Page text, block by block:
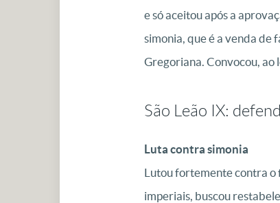
e só aceitou após a
simonia, que é a venda de
Gregoriana. Convocou, ao
São Leão IX:
Luta contra simonia
Lutou fortemente contra o
imperiais, buscou